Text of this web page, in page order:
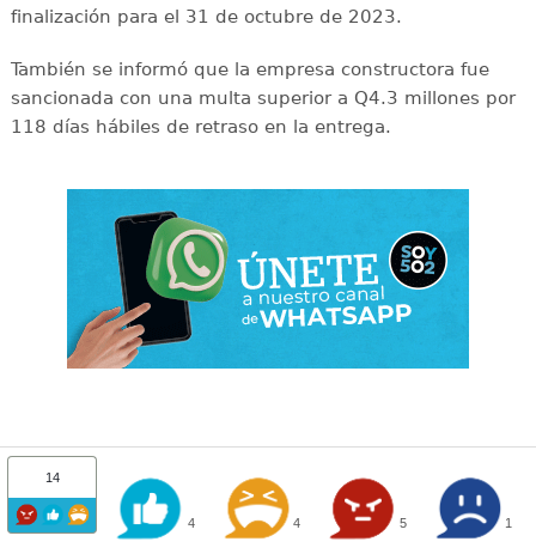
finalización para el 31 de octubre de 2023.
También se informó que la empresa constructora fue
sancionada con una multa superior a Q4.3 millones por
118 días hábiles de retraso en la entrega.
14
4 4 5 1